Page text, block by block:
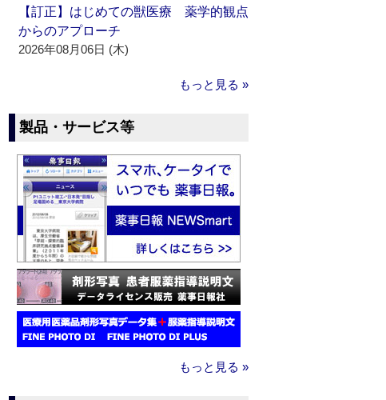
【訂正】はじめての獣医療 薬学的観点
からのアプローチ
2026年08月06日 (木)
もっと見る »
製品・サービス等
もっと見る »